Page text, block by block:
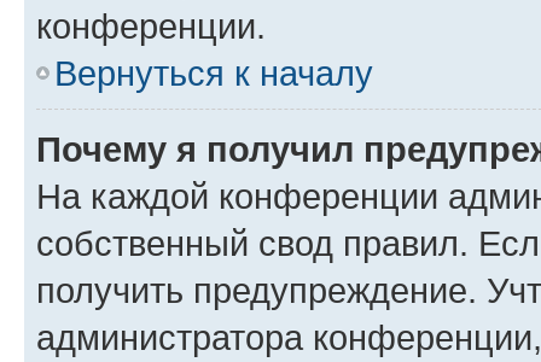
конференции.
Вернуться к началу
Почему я получил
На каждой конференции
собственный свод правил.
получить предупреждение.
администратора